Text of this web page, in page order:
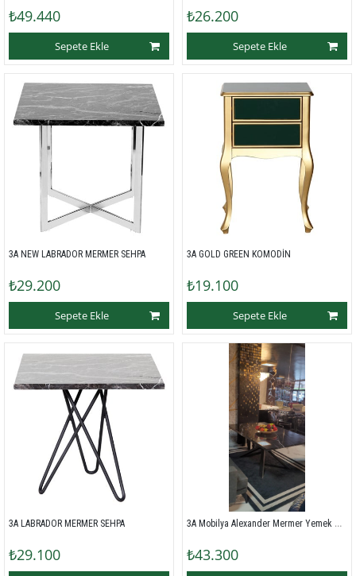
₺49.440
Sepete Ekle
₺26.200
Sepete Ekle
3A NEW LABRADOR MERMER SEHPA
₺29.200
Sepete Ekle
3A GOLD GREEN KOMODİN
₺19.100
Sepete Ekle
3A LABRADOR MERMER SEHPA
₺29.100
3A Mobilya Alexander Mermer Yemek Masası
₺43.300